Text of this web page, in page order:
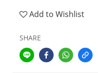
Add to Wishlist
SHARE